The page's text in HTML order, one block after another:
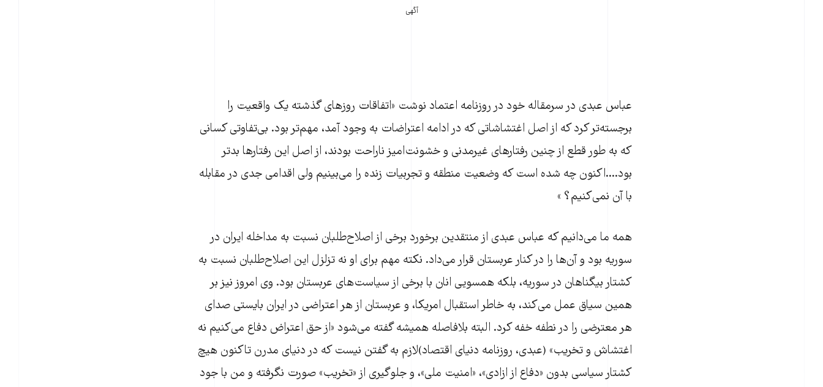
آگهی
عباس عبدی در سرمقاله خود در روزنامه اعتماد نوشت «اتفاقات روزهای گذشته یک واقعیت را
برجسته‌تر کرد که از اصل اغتشاشاتی که در ادامه اعتراضات به وجود آمد، مهم‌تر بود. بی‌تفاوتی کسانی
که به طور قطع از چنین رفتارهای غیرمدنی و خشونت‌امیز ناراحت بودند، از اصل این رفتارها بدتر
بود....اکنون چه شده است که وضعیت منطقه و تجربیات زنده را می‌بینیم ولی اقدامی جدی در مقابله
با آن نمی‌کنیم؟ »
همه ما می‌دانیم که عباس عبدی از منتقدین برخورد برخی از اصلاح‌طلبان نسبت به مداخله ایران در
سوریه بود و آن‌ها را در کنار عربستان قرار می‌داد. نکته مهم برای او نه تزلزل این اصلاح‌طلبان نسبت به
کشتار بیگناهان در سوریه، بلکه همسویی انان با برخی از سیاست‌های عربستان بود. وی امروز نیز بر
همین سیاق عمل می‌کند، به خاطر استقبال امریکا، و عربستان از هر اعتراضی در ایران بایستی صدای
هر معترضی را در نطفه خفه کرد. البته بلافاصله همیشه گفته می‌شود «از حق اعتراض دفاع می‌کنیم نه
اغتشاش و تخریب» (عبدی، روزنامه دنیای اقتصاد)لازم به گفتن نیست که در دنیای مدرن تاکنون هیچ
کشتار سیاسی بدون «دفاع از ازادی»، «امنیت ملی»، و جلوگیری از «تخریب» صورت نگرفته و من با جود